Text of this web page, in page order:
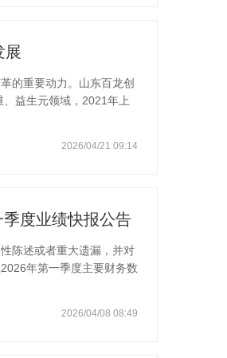
展
的重要动力。山东百龙创
益生元领域，2021年上
龙创园坚守实业报国初
任为抓手，走出科技型、
2026/04/21 09:14
度业绩快报公告
陈述或者重大遗漏，并对
年第一季度主要财务数
指标单位：万元项 目本
营业利润
2026/04/08 08:49